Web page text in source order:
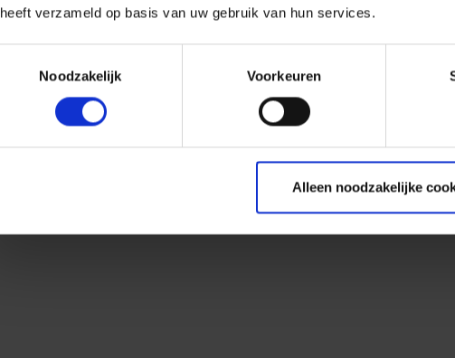
heeft verzameld op basis van uw gebruik van hun services.
Noodzakelijk
Voorkeuren
Alleen noodzakelijke